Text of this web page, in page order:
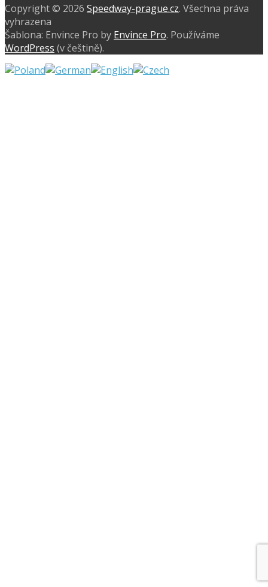
Copyright © 2026 Speedway-prague.cz. Všechna práva
vyhrazena
Šablona: Envince Pro by Envince Pro. Používáme
WordPress (v češtině).